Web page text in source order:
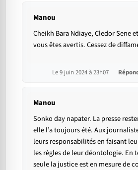
Manou
Cheikh Bara Ndiaye, Cledor Sene
vous êtes avertis. Cessez de
Le 9 juin 2024 à 23h07
Manou
Sonko day napater. La presse
elle l’a toujours été. Aux
leurs responsabilités en faisant
les règles de leur déontologie. En
seule la justice est en mesure de